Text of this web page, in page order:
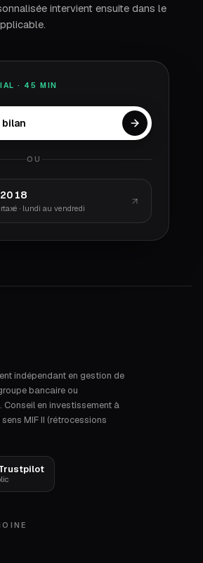
intervient ensuite dans le
· 45 MIN
bilan
OU
18
· lundi au vendredi
indépendant en gestion de
bancaire ou
en investissement à
MIF II (rétrocessions